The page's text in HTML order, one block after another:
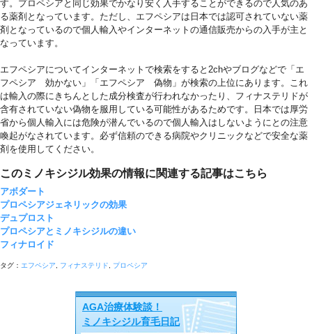
す。プロペシアと同じ効果でかなり安く入手することができるので人気のあ
る薬剤となっています。ただし、エフペシアは日本では認可されていない薬
剤となっているので個人輸入やインターネットの通信販売からの入手が主と
なっています。
エフペシアについてインターネットで検索をすると2chやブログなどで「エ
フペシア 効かない」「エフペシア 偽物」が検索の上位にあります。これ
は輸入の際にきちんとした成分検査が行われなかったり、フィナステリドが
含有されていない偽物を服用している可能性があるためです。日本では厚労
省から個人輸入には危険が潜んでいるので個人輸入はしないようにとの注意
喚起がなされています。必ず信頼のできる病院やクリニックなどで安全な薬
剤を使用してください。
このミノキシジル効果の情報に関連する記事はこちら
アボダート
プロペシアジェネリックの効果
デュプロスト
プロペシアとミノキシジルの違い
フィナロイド
タグ： エフペシア フィナステリド プロペシア
AGA治療体験談！
ミノキシジル育毛日記